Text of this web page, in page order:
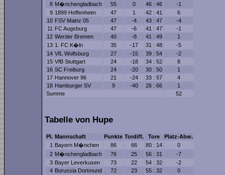
8 M�nchengladbach 55 0 46 : 46
-1
9 1899 Hoffenheim 47 1 42 : 41
6
10 FSV Mainz 05 47 -4 43 : 47
-4
11 FC Augsburg 47 -6 41 : 47
-1
12 Werder Bremen 40 -8 41 : 49
1
13 1. FC K�ln 35 -17 31 : 48
-5
14 VfL Wolfsburg 27 -15 39 : 54
-2
15 VfB Stuttgart 24 -18 34 : 52
8
16 SC Freiburg 24 -20 30 : 50
1
17 Hannover 96 21 -24 33 : 57
4
18 Hamburger SV 9 -40 26 : 66
1
Summe
52
Tabelle von Hupe
Pl. Mannschaft Punkte Tordiff. Tore
Platz-Abw.
1
Bayern M�nchen 86 66 80 : 14
0
2 M�nchengladbach 76 25 56 : 31
-7
3 Bayer Leverkusen 73 22 54 : 32
-2
4 Borussia Dortmund 72 23 55 : 32
0